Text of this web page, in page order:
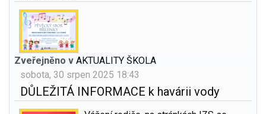
Zveřejněno v AKTUALITY ŠKOLA
sobota, 30 srpen 2025 18:43
DŮLEŽITÁ INFORMACE k havárii vody